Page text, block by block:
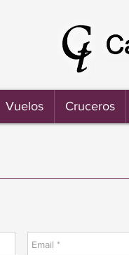
Vuelos Cruceros